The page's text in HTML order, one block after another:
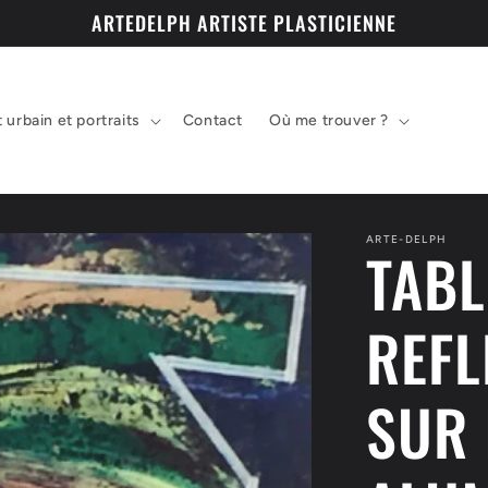
ARTEDELPH ARTISTE PLASTICIENNE
urbain et portraits Contact Où me trouver ?
ARTE-DELPH
SUR